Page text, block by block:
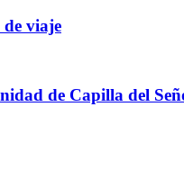
viaje
de Capilla del